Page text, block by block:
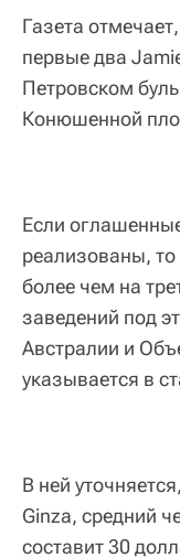
Газета
первые два
Петровском
Конюшенной
Если
реализованы, то
более чем на
заведений под
Австралии и
указывается в
В ней
Ginza, средний
составит 30